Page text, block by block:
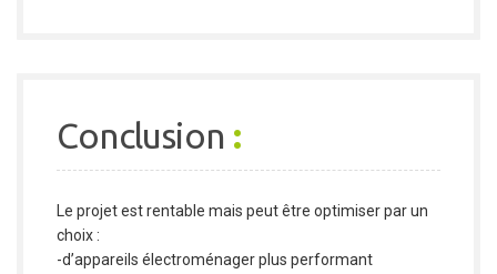
Conclusion :
Le projet est rentable mais peut être optimiser par un
choix :
-d’appareils électroménager plus performant